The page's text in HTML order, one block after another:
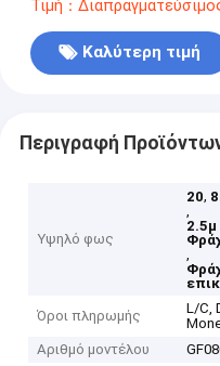
Τιμή：
Καλύτερη τιμή
Περιγραφή
Υψηλό φως
20,
,
2.5μ
,
Όροι πληρωμής
L/C,
Αριθμό μοντέλου